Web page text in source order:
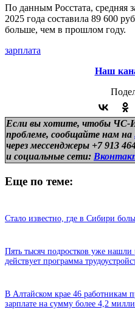
По данным Росстата, средняя
2025 года составила 89 600
больше, чем в прошлом году.
зарплата
Наш
Если вы хотите, чтобы ЧС-
проблеме, сообщайте нам на
через мессенджеры +7 913
и социальные сети:
Еще по теме:
Стало известно, где в Сибири
Пять тысяч подростков уже нашли
действует программа
В Алтайском крае 46 работникам
зарплате на сумму более 4,2